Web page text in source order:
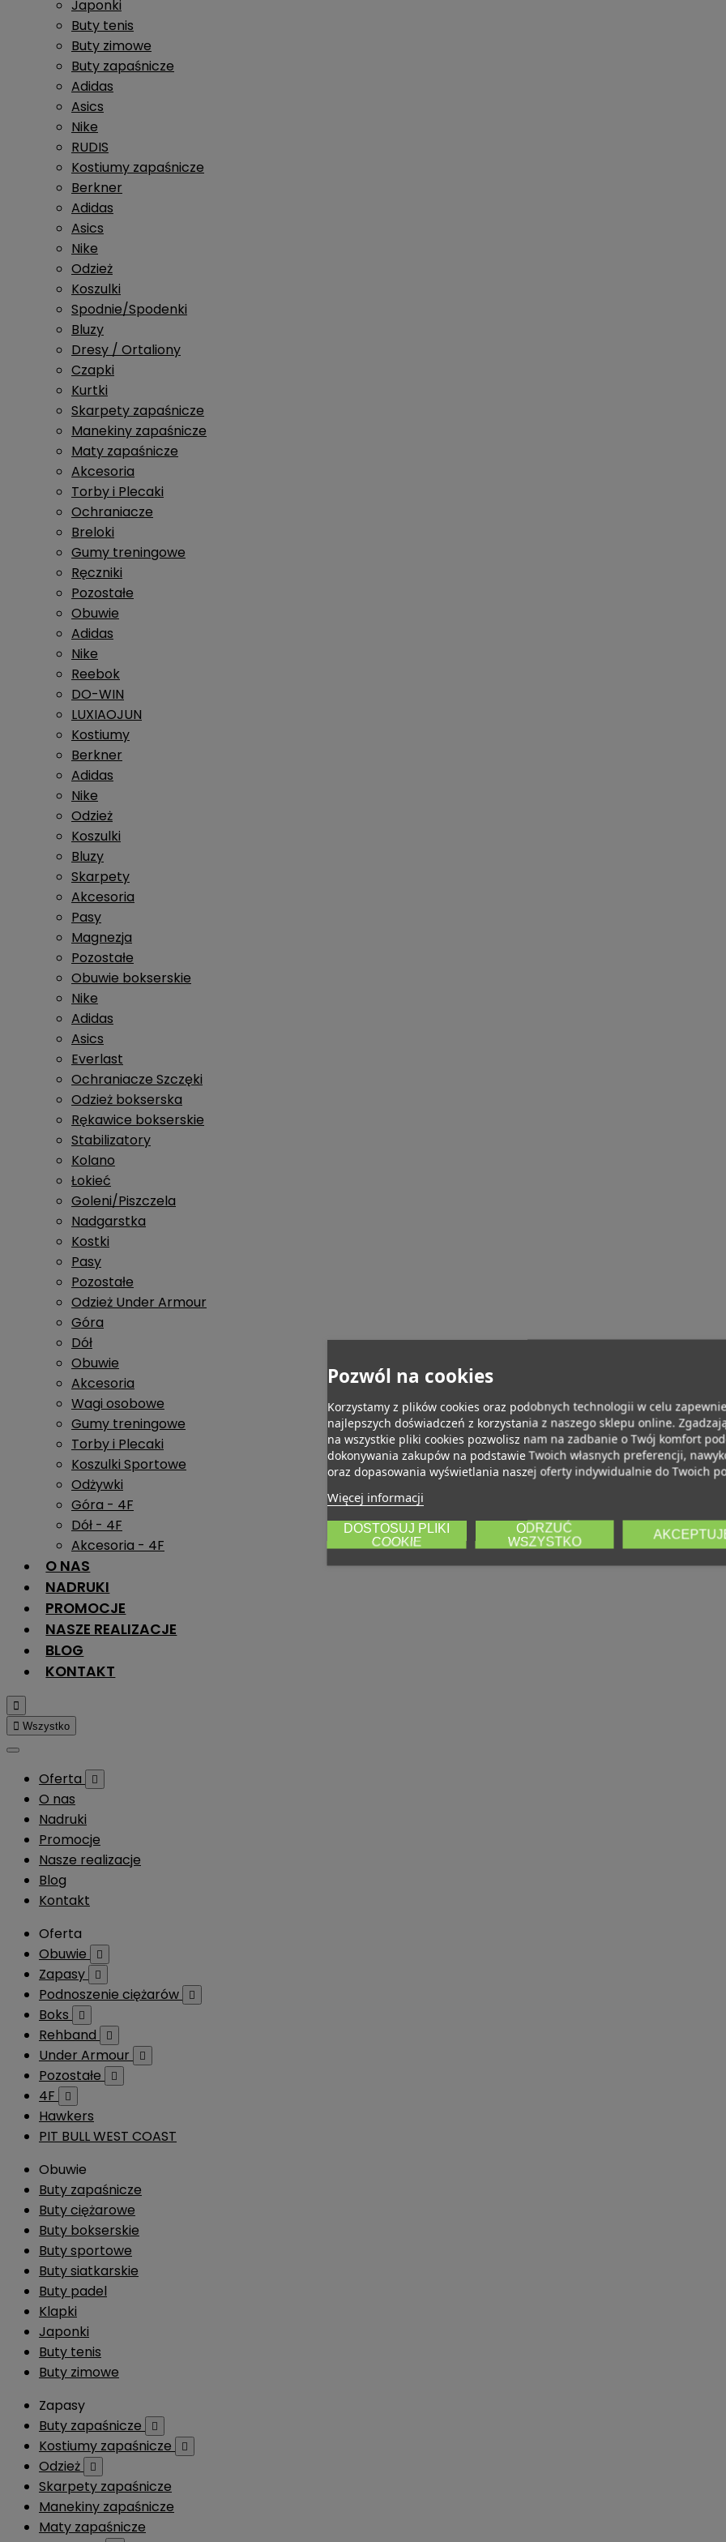
Japonki
Buty tenis
Buty zimowe
Buty zapaśnicze
Adidas
Asics
Nike
RUDIS
Kostiumy zapaśnicze
Berkner
Adidas
Asics
Nike
Odzież
Koszulki
Spodnie/Spodenki
Bluzy
Dresy / Ortaliony
Czapki
Kurtki
Skarpety zapaśnicze
Manekiny zapaśnicze
Maty zapaśnicze
Akcesoria
Torby i Plecaki
Ochraniacze
Breloki
Gumy treningowe
Ręczniki
Pozostałe
Obuwie
Adidas
Nike
Reebok
DO-WIN
LUXIAOJUN
Kostiumy
Berkner
Adidas
Nike
Odzież
Koszulki
Bluzy
Skarpety
Akcesoria
Pasy
Magnezja
Pozostałe
Obuwie bokserskie
Nike
Adidas
Asics
Everlast
Ochraniacze Szczęki
Odzież bokserska
Rękawice bokserskie
Stabilizatory
Kolano
Łokieć
Goleni/Piszczela
Nadgarstka
Kostki
Pasy
Pozostałe
Odzież Under Armour
Góra
Dół
Obuwie
Akcesoria
Wagi osobowe
Gumy treningowe
Torby i Plecaki
Koszulki Sportowe
Odżywki
Góra - 4F
Dół - 4F
Akcesoria - 4F
O NAS
NADRUKI
PROMOCJE
NASZE REALIZACJE
BLOG
KONTAKT

 Wszystko
Oferta 
O nas
Nadruki
Promocje
Nasze realizacje
Blog
Kontakt
Oferta
Obuwie

Zapasy 
Podnoszenie ciężarów 
Boks 
Rehband 
Under Armour 
Pozostałe 
4F 
Hawkers
PIT BULL WEST COAST
Obuwie
Buty zapaśnicze
Buty ciężarowe
Buty bokserskie
Buty sportowe
Buty siatkarskie
Buty padel
Klapki
Japonki
Buty tenis
Buty zimowe
Zapasy
Buty zapaśnicze

Kostiumy zapaśnicze 
Odzież 
Skarpety zapaśnicze
Manekiny zapaśnicze
Maty zapaśnicze
Pozwól na cookies
Korzystamy z plików cookies oraz podobnych technologii w celu
najlepszych doświadczeń z korzystania z naszego sklepu online.
na wszystkie pliki cookies pozwolisz nam na zadbanie o Twój komfort
dokonywania zakupów na podstawie Twoich własnych preferencji,
oraz dopasowania wyświetlania naszej oferty indywidualnie do Twoich
Więcej informacji
DOSTOSUJ PLIKI
COOKIE
ODRZUĆ
WSZYSTKO